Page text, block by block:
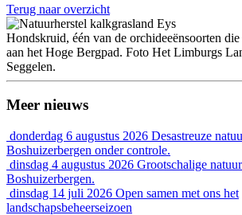
Terug naar overzicht
Hondskruid, één van de orchideeënsoorten
aan het Hoge Bergpad. Foto Het Limburgs
Seggelen.
Meer nieuws
donderdag 6 augustus 2026 Desastreuze
Boshuizerbergen onder controle.
dinsdag 4 augustus 2026 Grootschalige
Boshuizerbergen.
dinsdag 14 juli 2026 Open samen met ons het
landschapsbeheerseizoen